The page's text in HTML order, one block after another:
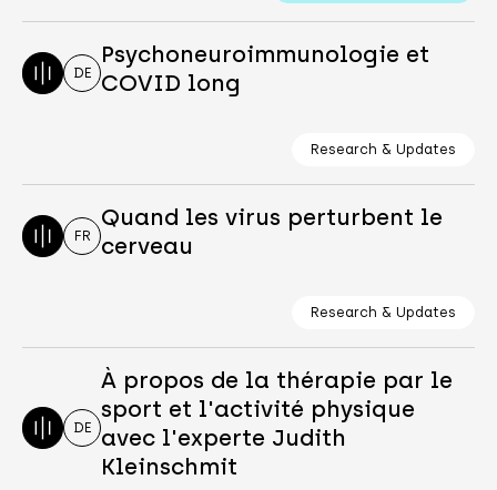
DE
Psychoneuroimmunologie et
COVID long
Research & Updates
FR
Quand les virus perturbent le
cerveau
Research & Updates
DE
À propos de la thérapie par le
sport et l'activité physique
avec l'experte Judith
Kleinschmit